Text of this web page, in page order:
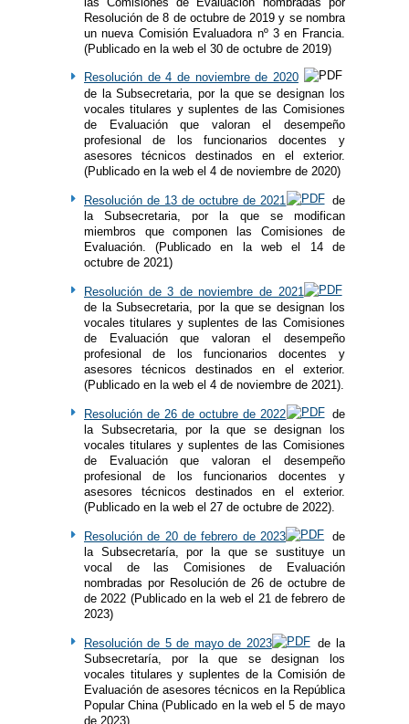
Resolución de 8 de octubre de 2019 y se nombra
un nueva Comisión Evaluadora nº 3 en Francia.
(Publicado en la web el 30 de octubre de 2019)
Resolución de 4 de noviembre de 2020
de la Subsecretaria, por la que se designan los
vocales titulares y suplentes de las Comisiones
de Evaluación que valoran el desempeño
profesional de los funcionarios docentes y
asesores técnicos destinados en el exterior.
(Publicado en la web el 4 de noviembre de 2020)
Resolución de 13 de octubre de 2021
de
la Subsecretaria, por la que se modifican
miembros que componen las Comisiones de
Evaluación. (Publicado en la web el 14 de
octubre de 2021)
Resolución de 3 de noviembre de 2021​
de la Subsecretaria, por la que se designan los
vocales titulares y suplentes de las Comisiones
de Evaluación que valoran el desempeño
profesional de los funcionarios docentes y
asesores técnicos destinados en el exterior.
(Publicado en la web el 4 de noviembre de 2021).
Resolución de 26 de octubre de 2022
de
la Subsecretaria, por la que se designan los
vocales titulares y suplentes de las Comisiones
de Evaluación que valoran el desempeño
profesional de los funcionarios docentes y
asesores técnicos destinados en el exterior.
(Publicado en la web el 27 de octubre de 2022).
Resolución de 20 de febrero de 2023
de
la Subsecretaría, por la que se sustituye un
vocal de las Comisiones de Evaluación
nombradas por Resolución de 26 de octubre de
de 2022 (Publicado en la web el 21 de febrero de
2023)
Resolución de 5 de mayo de 2023
de la
Subsecretaría, por la que se designan los
vocales titulares y suplentes de la Comisión de
Evaluación de asesores técnicos en la República
Popular China (Publicado en la web el 5 de mayo
de 2023)